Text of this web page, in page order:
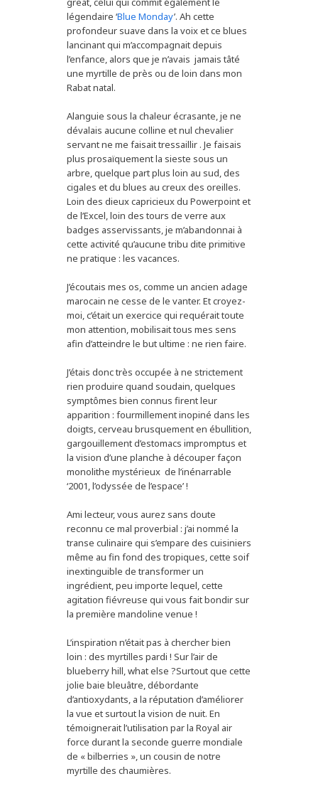
légendaire ‘Blue Monday’. Ah cette
profondeur suave dans la voix et ce blues
lancinant qui m’accompagnait depuis
l’enfance, alors que je n’avais jamais tâté
une myrtille de près ou de loin dans mon
Rabat natal.
Alanguie sous la chaleur écrasante, je ne
dévalais aucune colline et nul chevalier
servant ne me faisait tressaillir . Je faisais
plus prosaïquement la sieste sous un
arbre, quelque part plus loin au sud, des
cigales et du blues au creux des oreilles.
Loin des dieux capricieux du Powerpoint et
de l’Excel, loin des tours de verre aux
badges asservissants, je m’abandonnai à
cette activité qu’aucune tribu dite primitive
ne pratique : les vacances.
J’écoutais mes os, comme un ancien adage
marocain ne cesse de le vanter. Et croyez-
moi, c’était un exercice qui requérait toute
mon attention, mobilisait tous mes sens
afin d’atteindre le but ultime : ne rien faire.
J’étais donc très occupée à ne strictement
rien produire quand soudain, quelques
symptômes bien connus firent leur
apparition : fourmillement inopiné dans les
doigts, cerveau brusquement en ébullition,
gargouillement d’estomacs impromptus et
la vision d’une planche à découper façon
monolithe mystérieux de l’inénarrable
‘2001, l’odyssée de l’espace’ !
Ami lecteur, vous aurez sans doute
reconnu ce mal proverbial : j’ai nommé la
transe culinaire qui s’empare des cuisiniers
même au fin fond des tropiques, cette soif
inextinguible de transformer un
ingrédient, peu importe lequel, cette
agitation fiévreuse qui vous fait bondir sur
la première mandoline venue !
L’inspiration n’était pas à chercher bien
loin : des myrtilles pardi ! Sur l’air de
blueberry hill, what else ?Surtout que cette
jolie baie bleuâtre, débordante
d’antioxydants, a la réputation d’améliorer
la vue et surtout la vision de nuit. En
témoignerait l’utilisation par la Royal air
force durant la seconde guerre mondiale
de « bilberries », un cousin de notre
myrtille des chaumières.